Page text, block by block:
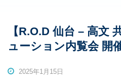
【R.O.D 仙台 – 高文
ューション内覧会 開
2025年1月15日